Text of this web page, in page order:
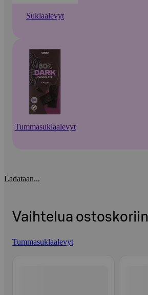
Suklaalevyt
Tummasuklaalevyt
Ladataan...
Vaihtelua ostoskoriin
Tummasuklaalevyt